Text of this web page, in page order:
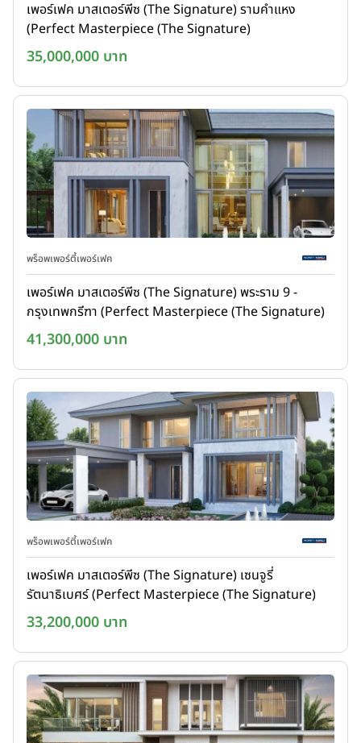
เพอร์เฟค มาสเตอร์พีซ (The Signature) รามคำแหง
(Perfect Masterpiece (The Signature)
Ramkhamhaeng)
35,000,000 บาท
พร็อพเพอร์ตี้เพอร์เฟค
เพอร์เฟค มาสเตอร์พีซ (The Signature) พระราม 9 -
กรุงเทพกรีฑา (Perfect Masterpiece (The Signature)
Rama 9-Krungthep kreetha)
41,300,000 บาท
พร็อพเพอร์ตี้เพอร์เฟค
เพอร์เฟค มาสเตอร์พีซ (The Signature) เซนจูรี่
รัตนาธิเบศร์ (Perfect Masterpiece (The Signature)
Century Rattanathibet)
33,200,000 บาท